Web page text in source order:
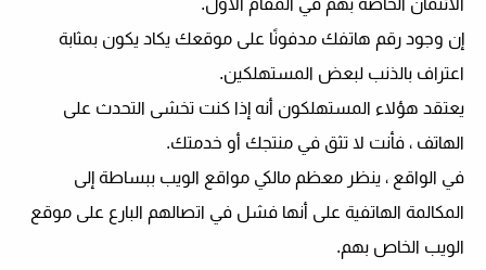
إن وجود رقم هاتفك مدفونًا على موقعك يكاد يكون بمثابة
اعتراف بالذنب لبعض المستهلكين.
يعتقد هؤلاء المستهلكون أنه إذا كنت تخشى التحدث على
الهاتف ، فأنت لا تثق في منتجك أو خدمتك.
في الواقع ، ينظر معظم مالكي مواقع الويب ببساطة إلى
المكالمة الهاتفية على أنها فشل في اتصالهم البارع على موقع
الويب الخاص بهم.